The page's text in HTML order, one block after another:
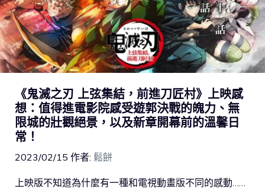
《鬼滅之刃 上弦集結，前進刀匠村》上映感
想：值得進電影院感受遊郭決戰的魄力、無
限城的壯觀絕景，以及新章開幕前的溫馨日
常！
2023/02/15 作者: 鬆餅
上映版不知道為什麼有一種和電視動畫版不同的感動……